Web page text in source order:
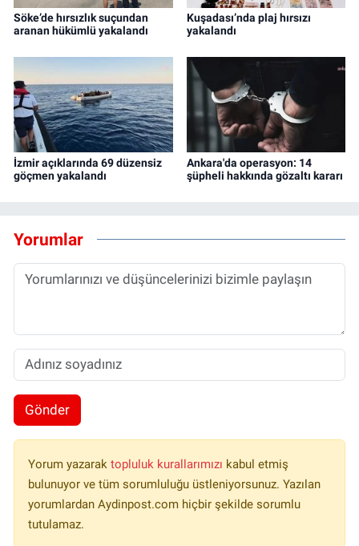
Söke’de hırsızlık suçundan
aranan hükümlü yakalandı
Kuşadası’nda plaj hırsızı
yakalandı
İzmir açıklarında 69 düzensiz
göçmen yakalandı
Ankara'da operasyon: 14
şüpheli hakkında gözaltı kararı
Yorumlar
Gönder
Yorum yazarak topluluk kurallarımızı kabul etmiş
bulunuyor ve tüm sorumluluğu üstleniyorsunuz. Yazılan
yorumlardan Aydinpost.com hiçbir şekilde sorumlu
tutulamaz.